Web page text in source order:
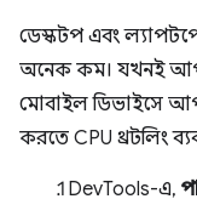
ডেস্কটপ এবং
অনেক কম। যখনই
মোবাইল ডিভাইসে
করতে CPU থ্রটলিং
DevTools-এ,